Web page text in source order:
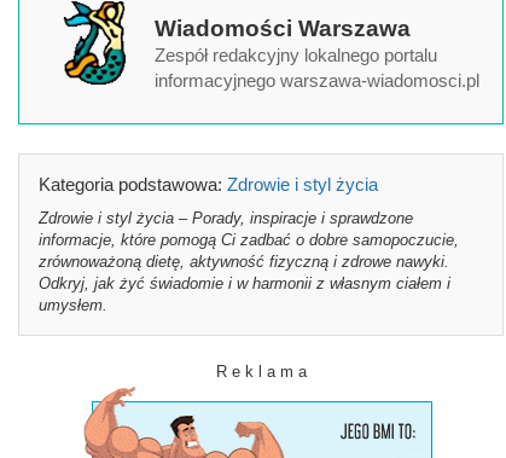
Wiadomości Warszawa
Zespół redakcyjny lokalnego portalu
informacyjnego warszawa-wiadomosci.pl
Kategoria podstawowa: Zdrowie i styl życia
Zdrowie i styl życia – Porady, inspiracje i sprawdzone
informacje, które pomogą Ci zadbać o dobre samopoczucie,
zrównoważoną dietę, aktywność fizyczną i zdrowe nawyki.
Odkryj, jak żyć świadomie i w harmonii z własnym ciałem i
umysłem.
R e k l a m a